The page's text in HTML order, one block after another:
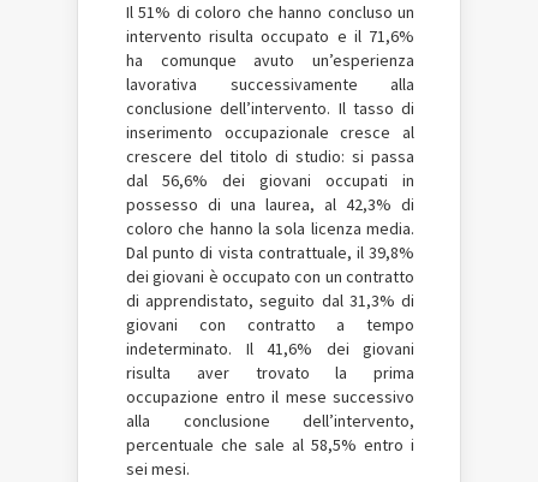
Il 51% di coloro che hanno concluso un
intervento risulta occupato e il 71,6%
ha comunque avuto un’esperienza
lavorativa successivamente alla
conclusione dell’intervento. Il tasso di
inserimento occupazionale cresce al
crescere del titolo di studio: si passa
dal 56,6% dei giovani occupati in
possesso di una laurea, al 42,3% di
coloro che hanno la sola licenza media.
Dal punto di vista contrattuale, il 39,8%
dei giovani è occupato con un contratto
di apprendistato, seguito dal 31,3% di
giovani con contratto a tempo
indeterminato. Il 41,6% dei giovani
risulta aver trovato la prima
occupazione entro il mese successivo
alla conclusione dell’intervento,
percentuale che sale al 58,5% entro i
sei mesi.